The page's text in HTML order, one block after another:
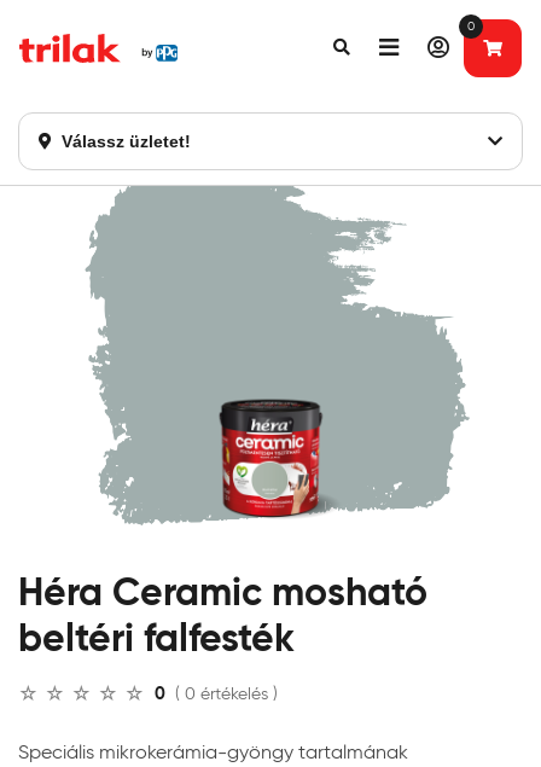
Válassz üzletet!
0
Fontos tájékoztatás!
Héra Ceramic mosható
beltéri falfesték
0 ( 0 értékelés )
Speciális mikrokerámia-gyöngy tartalmának